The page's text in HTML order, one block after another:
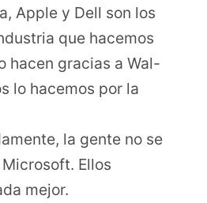
Apple y Dell son los
que hacemos
hacen gracias a Wal-
lo hacemos por la
la gente no se
Ellos
mejor.